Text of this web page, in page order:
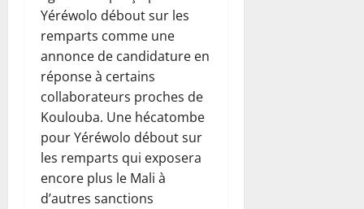
Yéréwolo débout sur les
remparts comme une
annonce de candidature en
réponse à certains
collaborateurs proches de
Koulouba. Une hécatombe
pour Yéréwolo débout sur
les remparts qui exposera
encore plus le Mali à
d’autres sanctions